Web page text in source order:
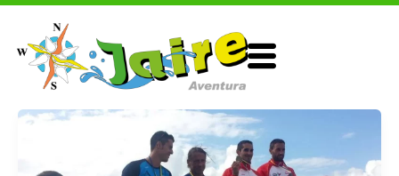
Ir
contenido